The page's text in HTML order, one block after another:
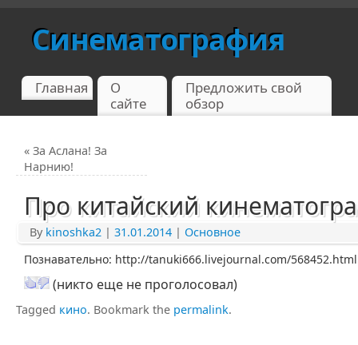
Синематография
Главная
О
сайте
Предложить свой
обзор
« За Аслана! За
Нарнию!
Про китайский
By kinoshka2 | 31.01.2014 | Основное
Познавательно: http://tanuki666.livejournal.com/568452.html
(никто еще не проголосовал)
Tagged кино. Bookmark the permalink.